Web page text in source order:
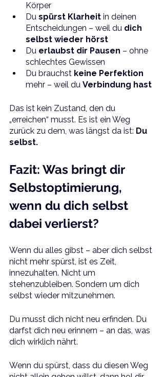
Körper
Du spürst Klarheit in deinen
Entscheidungen – weil du dich
selbst wieder hörst
Du erlaubst dir Pausen – ohne
schlechtes Gewissen
Du brauchst keine Perfektion
mehr – weil du Verbindung hast
Das ist kein Zustand, den du
„erreichen“ musst. Es ist ein Weg
zurück zu dem, was längst da ist: Du
selbst.
Fazit: Was bringt dir
Selbstoptimierung,
wenn du dich selbst
dabei verlierst?
Wenn du alles gibst – aber dich selbst
nicht mehr spürst, ist es Zeit,
innezuhalten. Nicht um
stehenzubleiben. Sondern um dich
selbst wieder mitzunehmen.
Du musst dich nicht neu erfinden. Du
darfst dich neu erinnern – an das, was
dich wirklich nährt.
Wenn du spürst, dass du diesen Weg